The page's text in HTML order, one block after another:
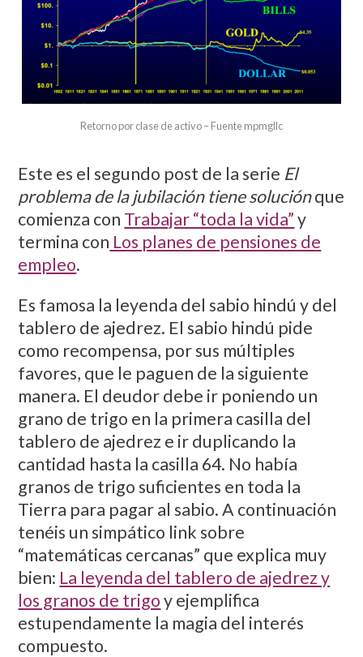
Retorno por clase de activo – Fuente mpmgllc
Este es el segundo post de la serie El
problema de la jubilación tiene soluciónque
comienza con Trabajar “toda la vida”y
termina con Los planes de pensiones de
empleo.
Es famosa la leyenda del sabio hindú y del
tablero de ajedrez. El sabio hindú pide
como recompensa, por sus múltiples
favores, que le paguen de la siguiente
manera. El deudor debe ir poniendo un
grano de trigo en la primera casilla del
tablero de ajedrez e ir duplicando la
cantidad hasta la casilla 64. No había
granos de trigo suficientes en toda la
Tierra para pagar al sabio. A continuación
tenéis un simpático link sobre
“matemáticas cercanas” que explica muy
bien: La leyenda del tablero de ajedrez y
los granos de trigoy ejemplifica
estupendamente la magia del interés
compuesto.